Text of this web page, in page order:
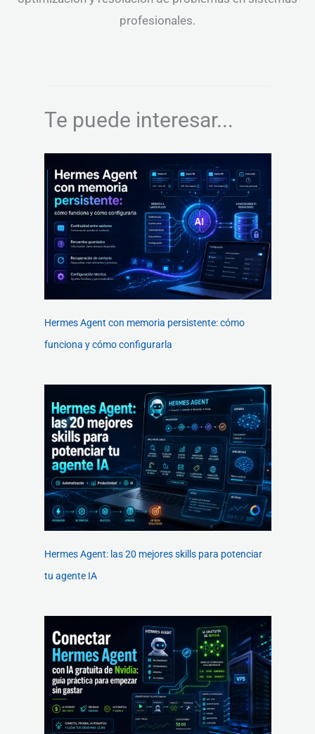
profesionales.
Te puede interesar...
Hermes Agent con memoria persistente: cómo
funciona y cómo configurarla
Hermes Agent: las 20 mejores skills para potenciar
tu agente IA